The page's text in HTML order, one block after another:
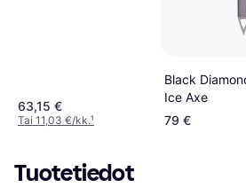
63,15 €
Tai 11,03 €/kk.¹
Black
Ice Axe
79 €
Tuotetiedot